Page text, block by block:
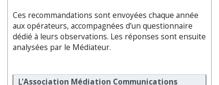
Ces recommandations sont envoyées chaque année
aux opérateurs, accompagnées d’un questionnaire
dédié à leurs observations. Les réponses sont ensuite
analysées par le Médiateur.
L’Association Médiation Communications